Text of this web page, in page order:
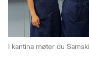
I kantina møter du